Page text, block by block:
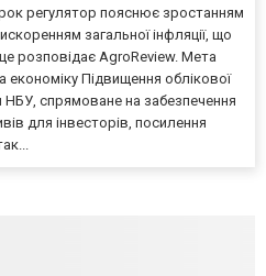
регулятор пояснює зростанням
загальної інфляції, що
розповідає AgroReview. Мета
Підвищення облікової
спрямоване на забезпечення
для інвесторів, посилення